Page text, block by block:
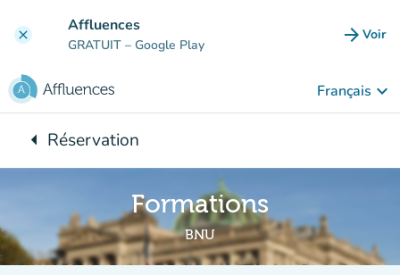
clear Affluences
GRATUIT – Google Play arrow_forward Voir
Français keyboard_arrow_down
arrow_leftRetour à :
Réservation
Formations
BNU